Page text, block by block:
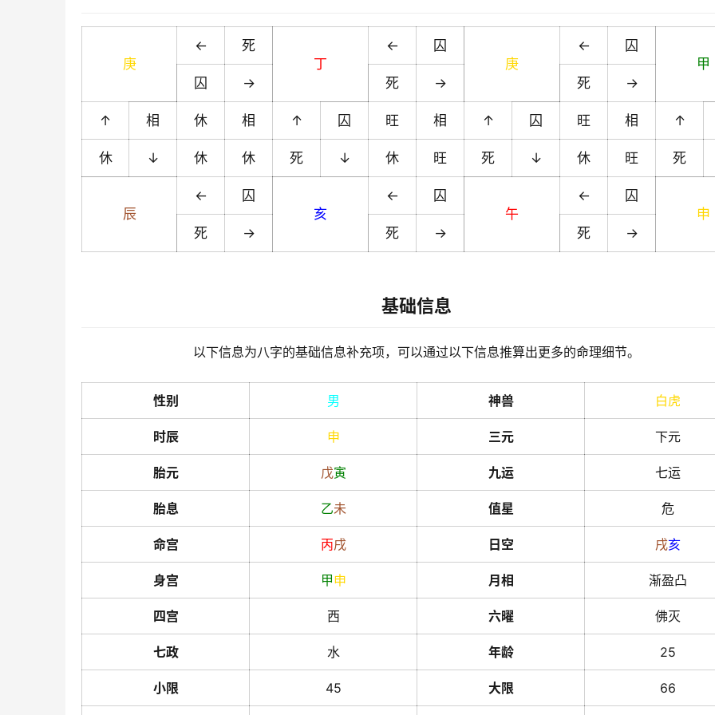
庚
←
死
丁
←
囚
庚
←
囚
甲
囚
→ 死 → 死 →
↑ 相 休 相 ↑ 囚 旺 相 ↑ 囚 旺 相 ↑
休 ↓ 休 休 死 ↓ 休 旺 死 ↓ 休 旺 死
辰
←
囚
亥
←
囚
午
←
囚
申
死
→ 死 → 死 →
基础信息
以下信息为八字的基础信息补充项，可以通过以下信息推算出更多的命理细节。
性别 男 神兽 白虎
时辰 申 三元 下元
胎元 戊寅 九运 七运
胎息 乙未 值星 危
命宫 丙戌 日空 戌亥
身宫 甲申 月相 渐盈凸
四宫 西 六曜 佛灭
七政 水 年龄 25
小限 45 大限 66